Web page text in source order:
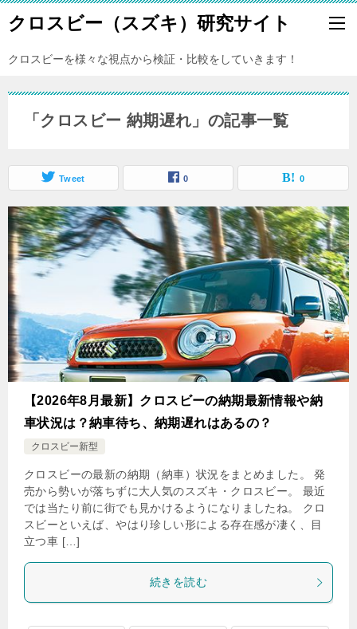
クロスビー（スズキ）研究サイト
クロスビーを様々な視点から検証・比較をしていきます！
「クロスビー 納期遅れ」の記事一覧
Tweet 0 0
【2026年8月最新】クロスビーの納期最新情報や納
車状況は？納車待ち、納期遅れはあるの？
クロスビー新型
クロスビーの最新の納期（納車）状況をまとめました。 発
売から勢いが落ちずに大人気のスズキ・クロスビー。 最近
では当たり前に街でも見かけるようになりましたね。 クロ
スビーといえば、やはり珍しい形による存在感が凄く、目
立つ車 […]
続きを読む